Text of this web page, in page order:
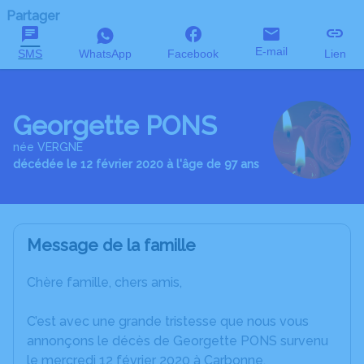
Partager
SMS WhatsApp Facebook E-mail Lien
Georgette PONS
née VERGNE
décédée le 12 février 2020 à l'âge de 97 ans
Message de la famille
Chère famille, chers amis,
C’est avec une grande tristesse que nous vous
annonçons le décès de Georgette PONS survenu
le mercredi 12 février 2020 à Carbonne.